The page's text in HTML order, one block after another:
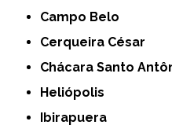
Campo Belo
Cerqueira César
Chácara Santo
Heliópolis
Ibirapuera